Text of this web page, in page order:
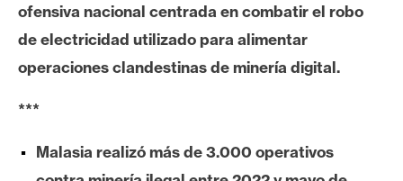
E
r
ofensiva nacional centrada en combatir el robo
de electricidad utilizado para alimentar
operaciones clandestinas de minería digital.
***
Malasia realizó más de 3.000 operativos